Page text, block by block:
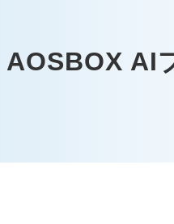
AOSBOX AI